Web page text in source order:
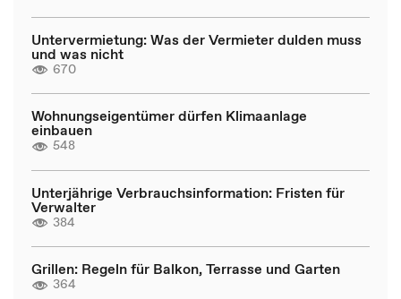
Untervermietung: Was der Vermieter dulden muss
und was nicht
670
Wohnungseigentümer dürfen Klimaanlage
einbauen
548
Unterjährige Verbrauchsinformation: Fristen für
Verwalter
384
Grillen: Regeln für Balkon, Terrasse und Garten
364